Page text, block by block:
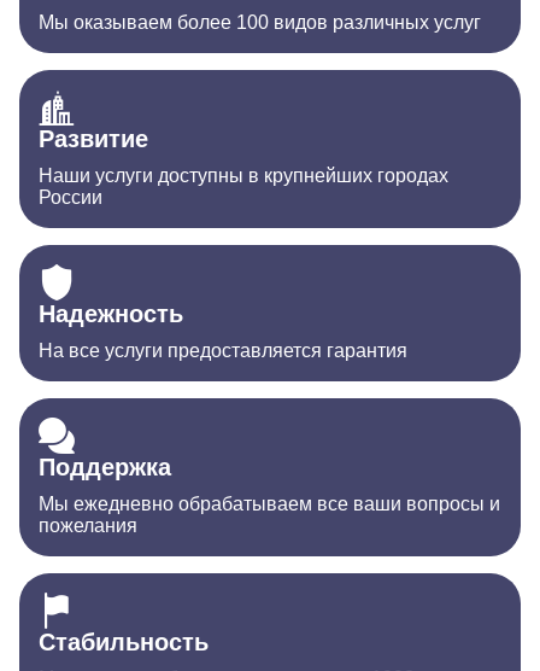
Мы оказываем более 100 видов различных услуг
Развитие
Наши услуги доступны в крупнейших городах
России
Надежность
На все услуги предоставляется гарантия
Поддержка
Мы ежедневно обрабатываем все ваши вопросы и
пожелания
Стабильность